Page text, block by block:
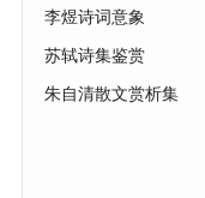
李煜诗词意象
苏轼诗集鉴赏
朱自清散文赏析集